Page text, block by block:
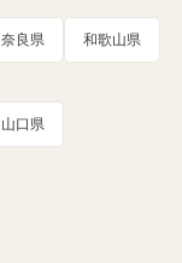
奈良県 和歌山県
山口県